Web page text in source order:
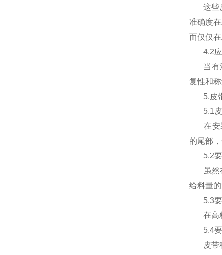
这些
准确度
而仅仅
4.2
当有
复性和
5.皮
5.1
在安
的尾部
5.2
虽
给料量
5.3
在高
5.4
皮带